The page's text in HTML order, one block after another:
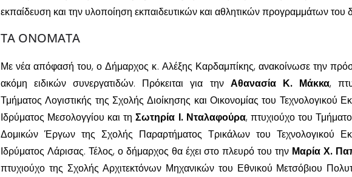
εκπαίδευση και την υλοποίηση εκπαιδευτικών και αθλητικών προγραμμάτων του
ΤΑ ΟΝΟΜΑΤΑ
Με νέα απόφασή του, ο Δήμαρχος κ. Αλέξης Καρδαμπίκης, ανακοίνωσε την
ακόμη ειδικών συνεργατιδών. Πρόκειται για την Αθανασία Κ. Μάκκα,
Τμήματος Λογιστικής της Σχολής Διοίκησης και Οικονομίας του Τεχνολογικού
Ιδρύματος Μεσολογγίου και τηΣωτηρία Ι. Νταλαφούρα, πτυχιούχο του
Δομικών Έργων της Σχολής Παραρτήματος Τρικάλων του Τεχνολογικού
Ιδρύματος Λάρισας. Τέλος, ο δήμαρχος θα έχει στο πλευρό του την Μαρία Χ.
πτυχιούχο της Σχολής Αρχιτεκτόνων Μηχανικών του Εθνικού Μετσόβιου